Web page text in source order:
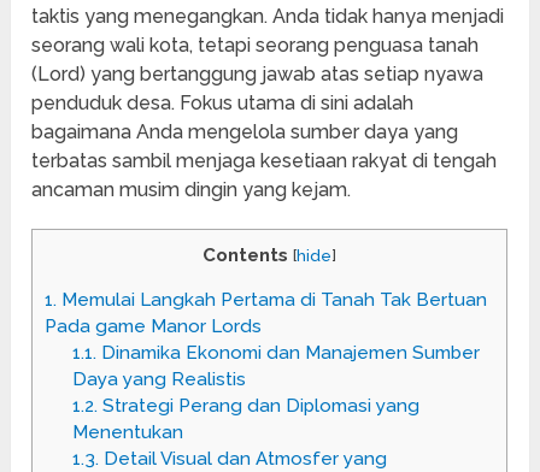
taktis yang menegangkan. Anda tidak hanya menjadi
seorang wali kota, tetapi seorang penguasa tanah
(Lord) yang bertanggung jawab atas setiap nyawa
penduduk desa. Fokus utama di sini adalah
bagaimana Anda mengelola sumber daya yang
terbatas sambil menjaga kesetiaan rakyat di tengah
ancaman musim dingin yang kejam.
Contents [hide]
1. Memulai Langkah Pertama di Tanah Tak Bertuan
Pada game Manor Lords
1.1.Dinamika Ekonomi dan Manajemen Sumber
Daya yang Realistis
1.2.Strategi Perang dan Diplomasi yang
Menentukan
1.3.Detail Visual dan Atmosfer yang